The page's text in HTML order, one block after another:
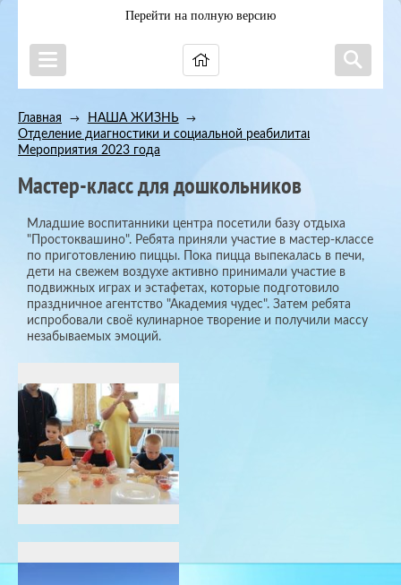
Перейти на полную версию
Главная → НАША ЖИЗНЬ →
Отделение диагностики и социальной реабилитации
Мероприятия 2023 года
Мастер-класс для дошкольников
Младшие воспитанники центра посетили базу отдыха
"Простоквашино". Ребята приняли участие в мастер-классе
по приготовлению пиццы. Пока пицца выпекалась в печи,
дети на свежем воздухе активно принимали участие в
подвижных играх и эстафетах, которые подготовило
праздничное агентство "Академия чудес". Затем ребята
испробовали своё кулинарное творение и получили массу
незабываемых эмоций.